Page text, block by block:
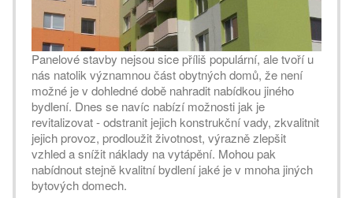
Panelové stavby nejsou sice příliš populární, ale tvoří u
nás natolik významnou část obytných domů, že není
možné je v dohledné době nahradit nabídkou jiného
bydlení. Dnes se navíc nabízí možnosti jak je
revitalizovat - odstranit jejich konstrukční vady, zkvalitnit
jejich provoz, prodloužit životnost, výrazně zlepšit
vzhled a snížit náklady na vytápění. Mohou pak
nabídnout stejně kvalitní bydlení jaké je v mnoha jiných
bytových domech.